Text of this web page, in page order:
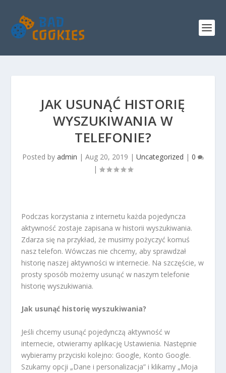
JAK USUNĄĆ HISTORIĘ
WYSZUKIWANIA W
TELEFONIE?
Posted by admin | Aug 20, 2019 | Uncategorized | 0
|
Podczas korzystania z internetu każda pojedyncza
aktywność zostaje zapisana w historii wyszukiwania.
Zdarza się na przykład, że musimy pożyczyć komuś
nasz telefon. Wówczas nie chcemy, aby sprawdzał
historię naszej aktywności w internecie. Na szczęście, w
prosty sposób możemy usunąć w naszym telefonie
historię wyszukiwania.
Jak usunąć historię wyszukiwania?
Jeśli chcemy usunąć pojedynczą aktywność w
internecie, otwieramy aplikację Ustawienia. Następnie
wybieramy przyciski kolejno: Google, Konto Google.
Szukamy opcji „Dane i personalizacja” i klikamy „Moja